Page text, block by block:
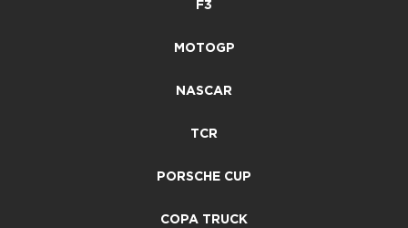
F3
MOTOGP
NASCAR
TCR
PORSCHE CUP
COPA TRUCK